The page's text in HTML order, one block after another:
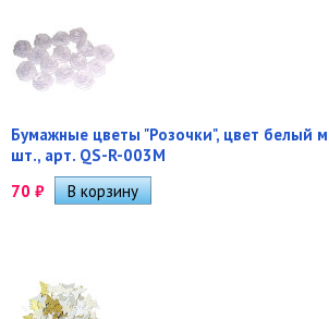
Бумажные цветы "Розочки", цвет белый
шт., арт. QS-R-003M
70 ₽